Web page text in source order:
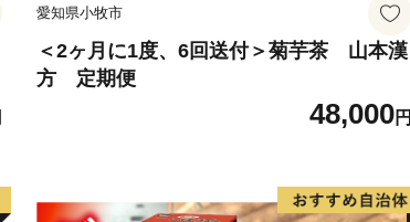
愛知県小牧市
＜2ヶ月に1度、6回送付＞菊芋茶 山本漢
方 定期便
48,000円